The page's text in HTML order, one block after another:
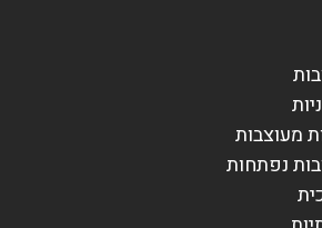
מעוצבות
נפתחות